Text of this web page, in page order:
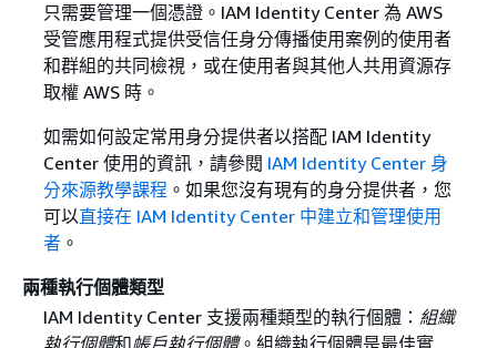
只需要管理一個憑證。IAM Identity Center 為 AWS
受管應用程式提供受信任身分傳播使用案例的使用者
和群組的共同檢視，或在使用者與其他人共用資源存
取權 AWS 時。
如需如何設定常用身分提供者以搭配 IAM Identity
Center 使用的資訊，請參閱 IAM Identity Center 身
分來源教學課程 。如果您沒有現有的身分提供者，您
可以直接在 IAM Identity Center 中建立和管理使用
者。
兩種執行個體類型
IAM Identity Center 支援兩種類型的執行個體： 組織